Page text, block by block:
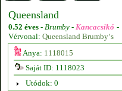
Queensland
0.52 éves - Brumby - Kancacsikó -
Vérvonal: Queensland Brumby‘s
Anya: 1118015
Saját ID: 1118023
Utódok: 0